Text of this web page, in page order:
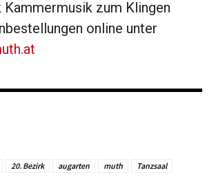
­Kammermusik zum Klingen
­online unter
20. Bezirk augarten muth Tanzsaal